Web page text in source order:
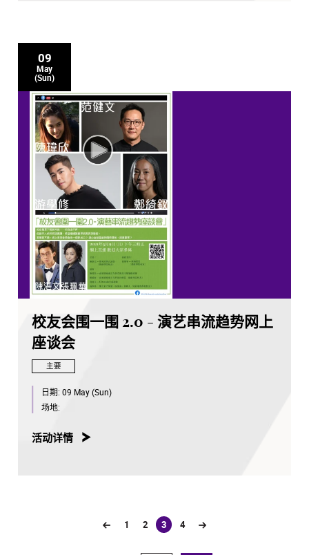
09
May
(Sun)
校友会围一围 2.0 - 演艺串流趋势网上
座谈会
主要
日期: 09 May (Sun)
场地:
活动详情
1 2 3
(current)
4